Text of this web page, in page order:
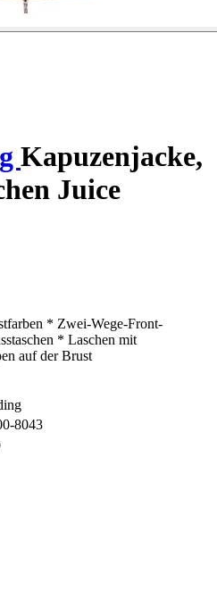
Kapuzenjacke,
Juice
* Zwei-Wege-Front-
* Laschen mit
auf der Brust
8043